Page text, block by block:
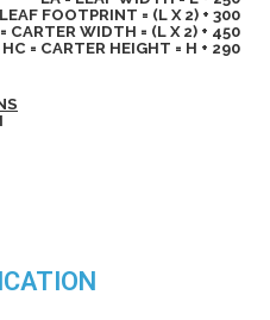
FOOTPRINT = (L X 2) + 300
CARTER WIDTH = (L X 2) + 450
HC = CARTER HEIGHT = H + 290